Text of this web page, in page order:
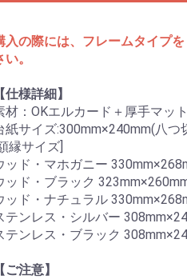
入の際には、フレームタイプ
い。
【仕様詳細】
材：OKエルカード＋厚手マッ
紙サイズ:300mm×240mm(八つ
縁サイズ]
ッド・マホガニー
ッド・ブラック
ッド・ナチュラル
テンレス・シルバー
テンレス・ブラック
【ご注意】